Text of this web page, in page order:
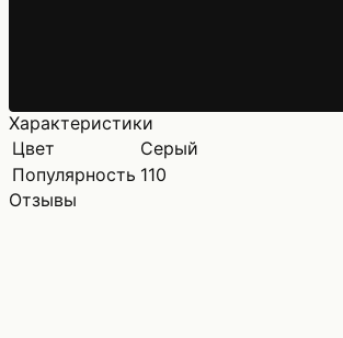
Характеристики
Цвет
Cерый
Популярность 110
Отзывы